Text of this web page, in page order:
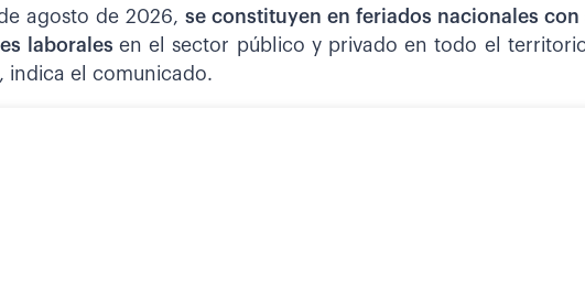
agosto de 2026,se constituyen en feriados nacionales con
laborales en el sector público y privado en todo el
indica el comunicado.